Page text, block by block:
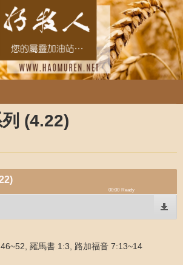
(4.22)
00:00 Ready
羅馬書 1:3, 路加福音 7:13~14